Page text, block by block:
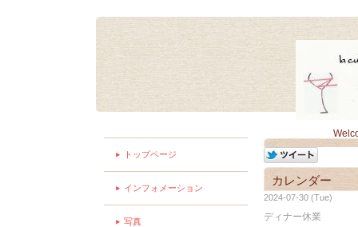
カレンダー
2024-07-30 (Tue)
ディナー休業
トップページ
インフォメーション
写真